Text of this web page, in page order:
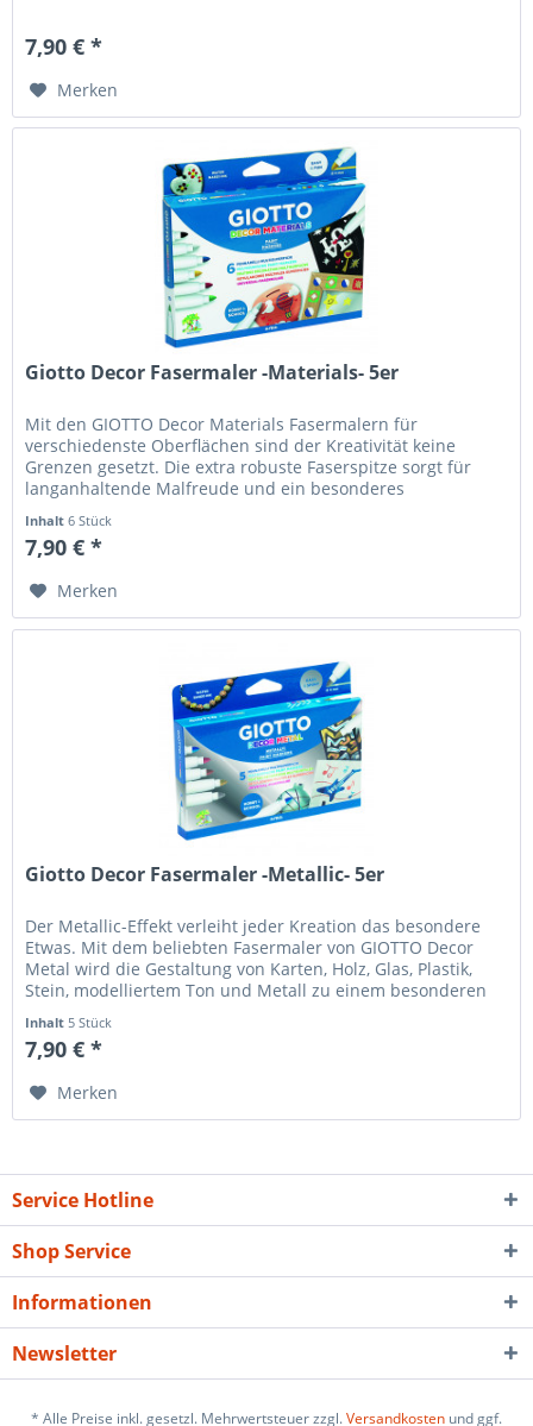
7,90 € *
Merken
Giotto Decor Fasermaler -Materials- 5er
Mit den GIOTTO Decor Materials Fasermalern für
verschiedenste Oberflächen sind der Kreativität keine
Grenzen gesetzt. Die extra robuste Faserspitze sorgt für
langanhaltende Malfreude und ein besonderes
Inhalt6 Stück
7,90 € *
Merken
Giotto Decor Fasermaler -Metallic- 5er
Der Metallic-Effekt verleiht jeder Kreation das besondere
Etwas. Mit dem beliebten Fasermaler von GIOTTO Decor
Metal wird die Gestaltung von Karten, Holz, Glas, Plastik,
Stein, modelliertem Ton und Metall zu einem besonderen
Inhalt5 Stück
7,90 € *
Merken
Service Hotline
Shop Service
Informationen
Newsletter
* Alle Preise inkl. gesetzl. Mehrwertsteuer zzgl.Versandkosten und ggf.